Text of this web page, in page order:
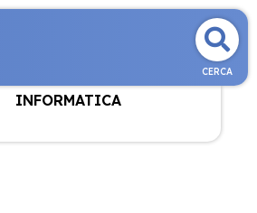
CERCA
INFORMATICA